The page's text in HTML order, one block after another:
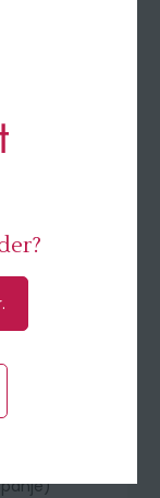
rijp fruit,
en
2025